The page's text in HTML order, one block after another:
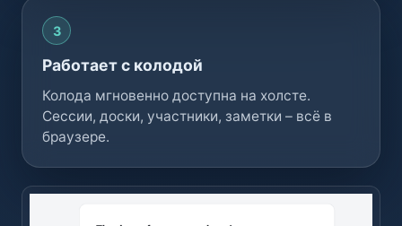
3
Работает с колодой
Колода мгновенно доступна на холсте.
Сессии, доски, участники, заметки – всё в
браузере.